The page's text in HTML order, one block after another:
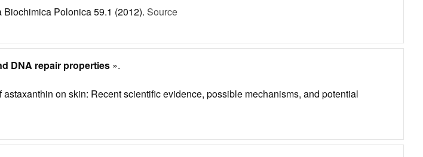
Polonica 59.1 (2012). Source
DNA repair properties ».
on skin: Recent scientific evidence, possible mechanisms, and potential